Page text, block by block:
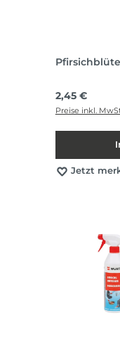
Regulärer
2,45 €
Preise inkl.
Jetzt